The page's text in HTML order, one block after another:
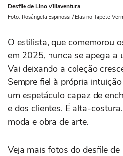
Desfile de Lino Villaventura
Foto: Rosângela Espinossi / Elas no Tapete
O estilista, que comemorou
em 2025, nunca se apega a
Vai deixando a coleção
Sempre fiel à própria
um espetáculo capaz de
e dos clientes. É alta-
moda e obra de arte.
Veja mais fotos do desfile